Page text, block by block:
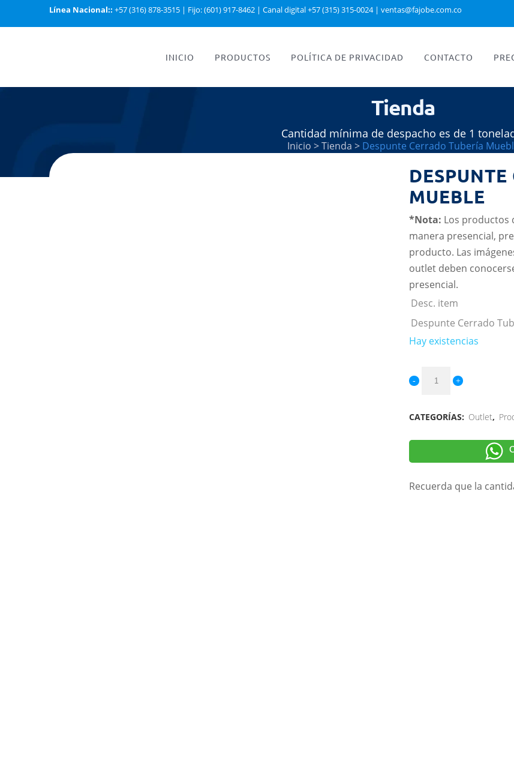
Línea Nacional:: +57 (316) 878-3515 | Fijo: (601) 917-8462 | Canal digital +57 (315) 315-0024| ventas@fajobe.com.co
INICIO PRODUCTOS POLÍTICA DE PRIVACIDAD CONTACTO
Tienda
Cantidad mínima de despacho es de 1
Inicio >Tienda > Despunte Cerrado Tubería
MUEBLE
*Nota: Los productos
manera presencial,
producto. Las
outlet deben
presencial.
Desc. item
Despunte Cerrado
Hay existencias
CATEGORÍAS: Outlet,
Recuerda que la